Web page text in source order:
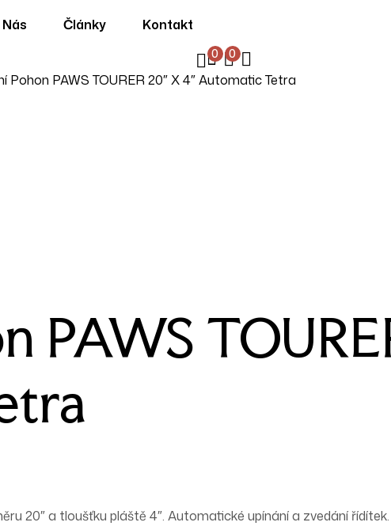
Nás Články Kontakt
0 0
Pohon PAWS TOURER 20″ X 4″ Automatic Tetra
PAWS
20″ a tloušťku pláště 4″. Automatické upínání a zvedání